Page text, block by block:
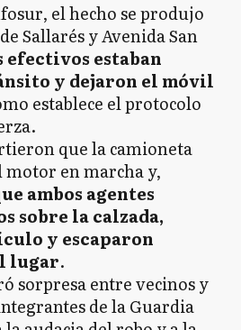
el hecho se produjo
Sallarés y Avenida San
efectivos estaban
y dejaron el móvil
establece el protocolo
que la camioneta
motor en marcha y,
ambos agentes
sobre la calzada,
y escaparon
lugar.
sorpresa entre vecinos y
de la Guardia